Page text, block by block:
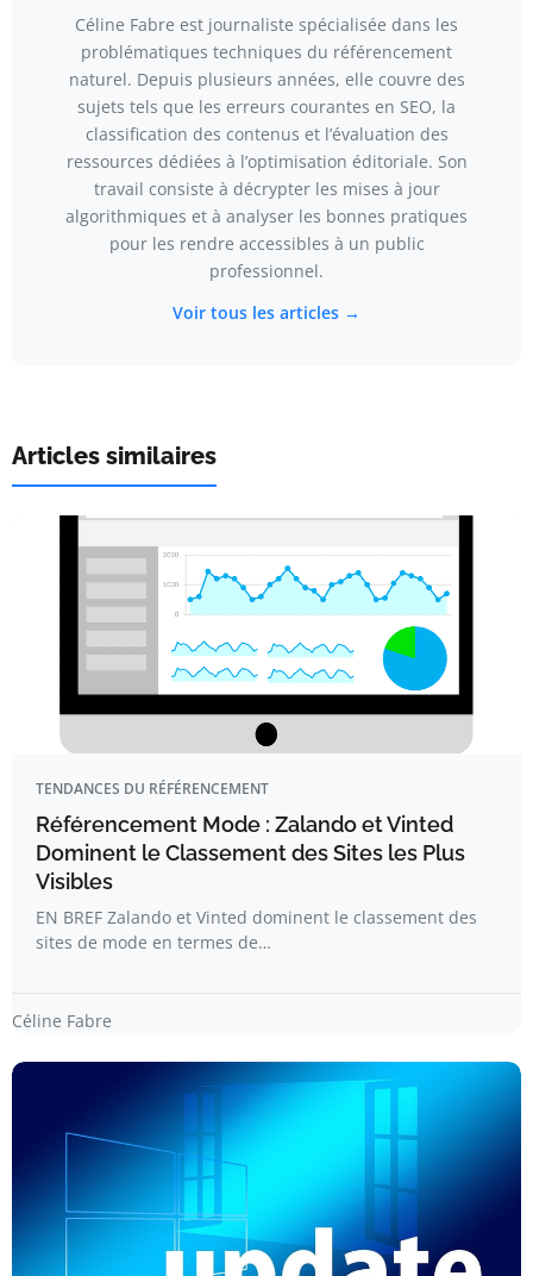
Céline Fabre est journaliste spécialisée dans les
problématiques techniques du référencement
naturel. Depuis plusieurs années, elle couvre des
sujets tels que les erreurs courantes en SEO, la
classification des contenus et l’évaluation des
ressources dédiées à l’optimisation éditoriale. Son
travail consiste à décrypter les mises à jour
algorithmiques et à analyser les bonnes pratiques
pour les rendre accessibles à un public
professionnel.
Voir tous les articles →
Articles similaires
TENDANCES DU RÉFÉRENCEMENT
Référencement Mode : Zalando et Vinted
Dominent le Classement des Sites les Plus
Visibles
EN BREF Zalando et Vinted dominent le classement des
sites de mode en termes de…
Céline Fabre